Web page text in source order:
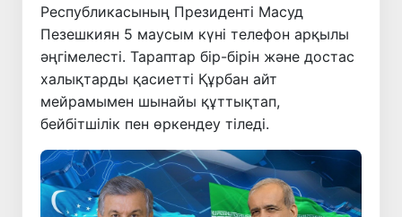
Республикасының Президенті Масуд
Пезешкиян 5 маусым күні телефон арқылы
әңгімелесті. Тараптар бір-бірін және достас
халықтарды қасиетті Құрбан айт
мейрамымен шынайы құттықтап,
бейбітшілік пен өркендеу тіледі.